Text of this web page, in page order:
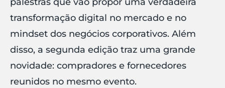
palestras que vão propor uma verdadeira
transformação digital no mercado e no
mindset dos negócios corporativos. Além
disso, a segunda edição traz uma grande
novidade: compradores e fornecedores
reunidos no mesmo evento.